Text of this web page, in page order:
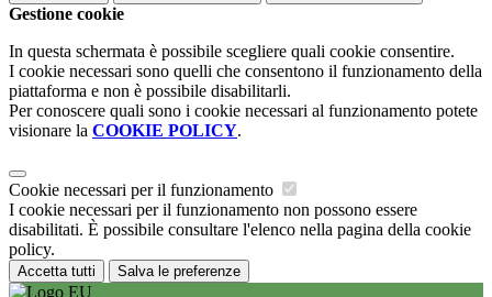
Gestione cookie
In questa schermata è possibile scegliere quali cookie consentire.
I cookie necessari sono quelli che consentono il funzionamento della
piattaforma e non è possibile disabilitarli.
Per conoscere quali sono i cookie necessari al funzionamento potete
visionare la COOKIE POLICY.
Cookie necessari per il funzionamento
I cookie necessari per il funzionamento non possono essere
disabilitati. È possibile consultare l'elenco nella pagina della cookie
policy.
Accetta tutti Salva le preferenze